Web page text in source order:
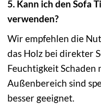
5. Kann ich den Sofa
verwenden?
Wir empfehlen die
das Holz bei direkter
Feuchtigkeit Schaden
Außenbereich sind
besser geeignet.